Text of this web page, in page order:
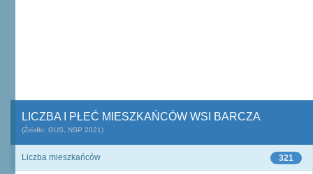
LICZBA I PŁEĆ MIESZKAŃCÓW WSI BARCZA
(Źródło: GUS, NSP 2021)
321
Liczba mieszkańców